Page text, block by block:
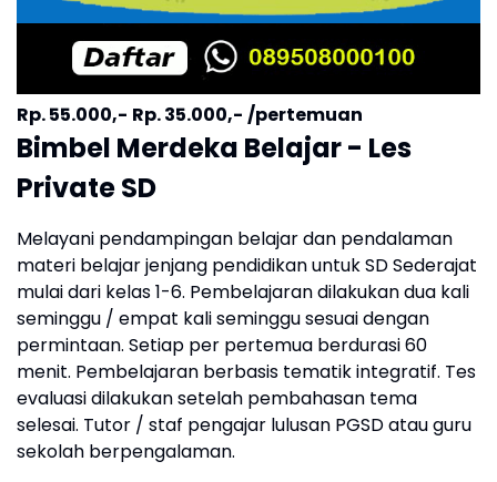
Rp. 55.000,- Rp. 35.000,- /pertemuan
Bimbel Merdeka Belajar - Les
Private SD
Melayani pendampingan belajar dan pendalaman
materi belajar jenjang pendidikan untuk SD Sederajat
mulai dari kelas 1-6. Pembelajaran dilakukan dua kali
seminggu / empat kali seminggu sesuai dengan
permintaan. Setiap per pertemua berdurasi 60
menit. Pembelajaran berbasis tematik integratif. Tes
evaluasi dilakukan setelah pembahasan tema
selesai. Tutor / staf pengajar lulusan PGSD atau guru
sekolah berpengalaman.